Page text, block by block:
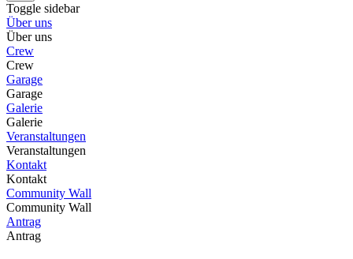
Toggle sidebar
Über uns
Über uns
Crew
Crew
Garage
Garage
Galerie
Galerie
Veranstaltungen
Veranstaltungen
Kontakt
Kontakt
Community Wall
Community Wall
Antrag
Antrag